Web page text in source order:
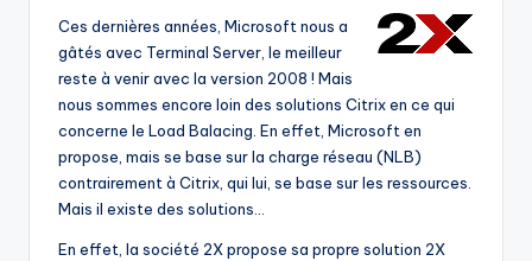
Ces dernières années, Microsoft nous a
gâtés avec Terminal Server, le meilleur
reste à venir avec la version 2008 ! Mais
nous sommes encore loin des solutions Citrix en ce qui
concerne le Load Balacing. En effet, Microsoft en
propose, mais se base sur la charge réseau (NLB)
contrairement à Citrix, qui lui, se base sur les ressources.
Mais il existe des solutions…
En effet, la société 2X propose sa propre solution 2X